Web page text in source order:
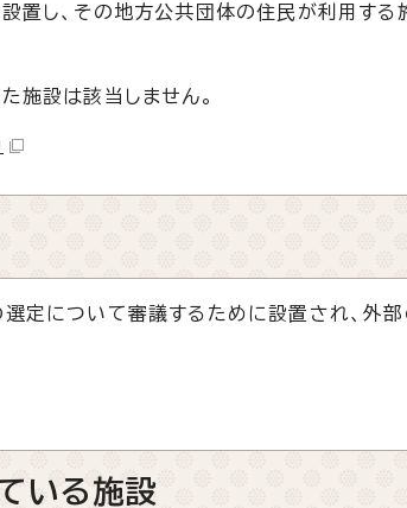
置し、その地方公共団体の住民が利用する
施設は該当しません。
定について審議するために設置され、外
いる施設